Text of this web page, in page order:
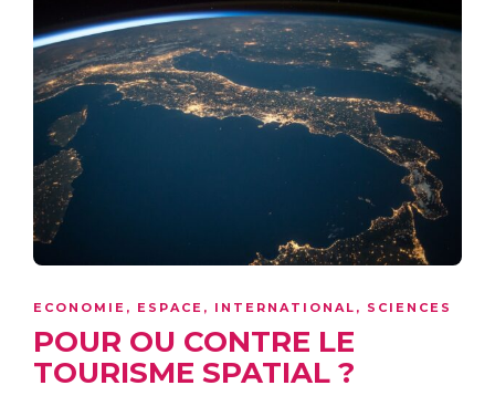
ECONOMIE , ESPACE , INTERNATIONAL , SCIENCES
POUR OU CONTRE LE
TOURISME SPATIAL ?